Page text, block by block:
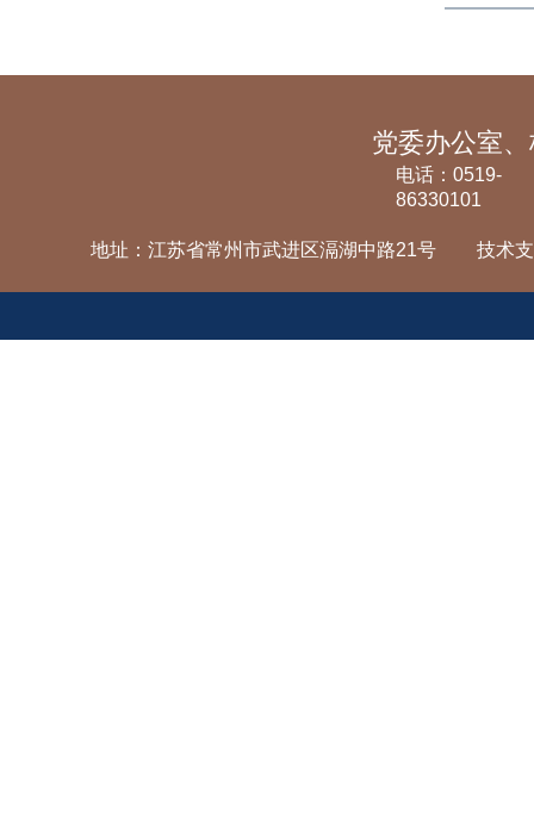
电话：0519-
86330101
地址：江苏省常州市武进区滆湖中路21号 技术